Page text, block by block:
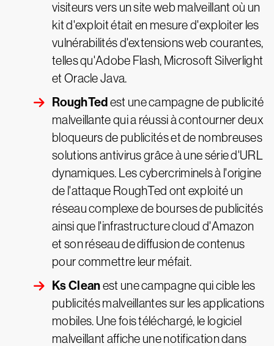
visiteurs vers un site web malveillant où un
kit d'exploit était en mesure d'exploiter les
vulnérabilités d'extensions web courantes,
telles qu'Adobe Flash, Microsoft Silverlight
et Oracle Java.
RoughTedest une campagne de publicité
malveillante qui a réussi à contourner deux
bloqueurs de publicités et de nombreuses
solutions antivirus grâce à une série d'URL
dynamiques. Les cybercriminels à l'origine
de l'attaque RoughTed ont exploité un
réseau complexe de bourses de publicités
ainsi que l'infrastructure cloud d'Amazon
et son réseau de diffusion de contenus
pour commettre leur méfait.
Ks Cleanest une campagne qui cible les
publicités malveillantes sur les applications
mobiles. Une fois téléchargé, le logiciel
malveillant affiche une notification dans